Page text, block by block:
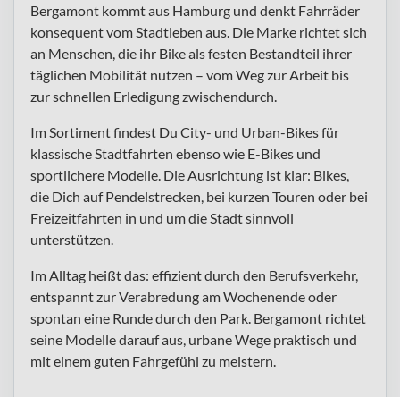
Bergamont kommt aus Hamburg und denkt Fahrräder
konsequent vom Stadtleben aus. Die Marke richtet sich
an Menschen, die ihr Bike als festen Bestandteil ihrer
täglichen Mobilität nutzen – vom Weg zur Arbeit bis
zur schnellen Erledigung zwischendurch.
Im Sortiment findest Du City- und Urban-Bikes für
klassische Stadtfahrten ebenso wie E-Bikes und
sportlichere Modelle. Die Ausrichtung ist klar: Bikes,
die Dich auf Pendelstrecken, bei kurzen Touren oder bei
Freizeitfahrten in und um die Stadt sinnvoll
unterstützen.
Im Alltag heißt das: effizient durch den Berufsverkehr,
entspannt zur Verabredung am Wochenende oder
spontan eine Runde durch den Park. Bergamont richtet
seine Modelle darauf aus, urbane Wege praktisch und
mit einem guten Fahrgefühl zu meistern.